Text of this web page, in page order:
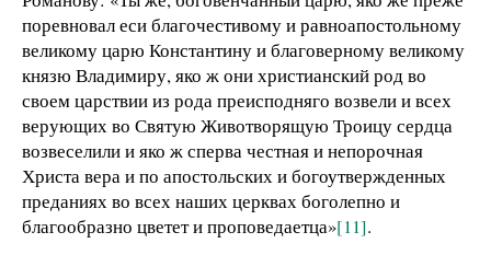
поревновал еси благочестивому и равноапостольному
великому царю Константину и благоверному великому
князю Владимиру, яко ж они христианский род во
своем царствии из рода преисподняго возвели и всех
верующих во Святую Животворящую Троицу сердца
возвеселили и яко ж сперва честная и непорочная
Христа вера и по апостольских и богоутвержденных
преданиях во всех наших церквах боголепно и
благообразно цветет и проповедаетца»[11].